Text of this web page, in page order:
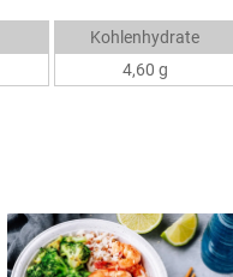
Kohlenhydrate
4,60 g